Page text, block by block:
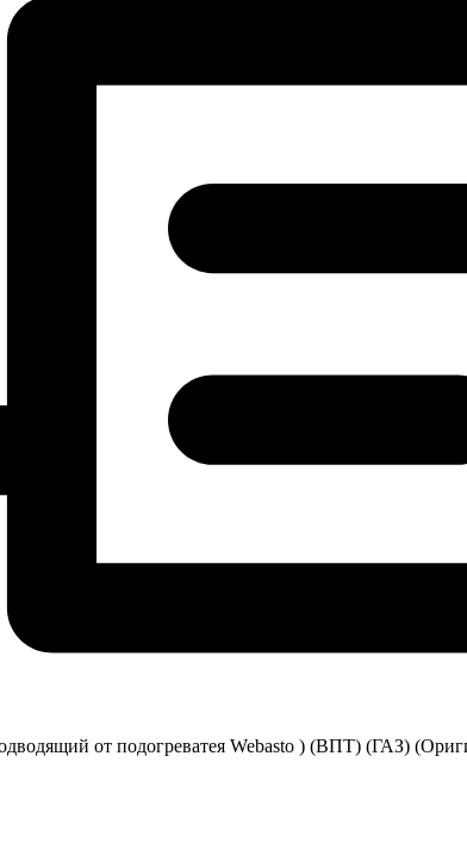
от подогреватея Webasto ) (ВПТ) (ГАЗ)